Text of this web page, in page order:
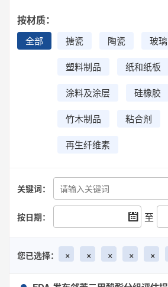
按材质：
全部 搪瓷 陶瓷 玻璃
塑料制品 纸和纸板
涂料及涂层 硅橡胶
竹木制品 粘合剂
再生纤维素
关键词：
按日期： 至
您已选择： × × × × ×